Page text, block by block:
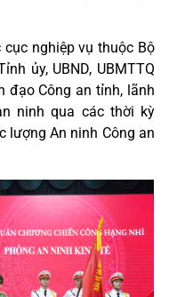
nghiệp vụ thuộc Bộ
ủy, UBND, UBMTTQ
đạo Công an tỉnh, lãnh
ninh qua các thời kỳ
lượng An ninh Công an